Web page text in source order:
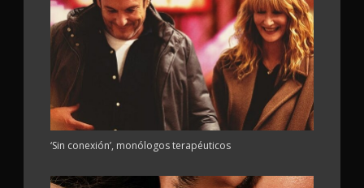
‘Sin conexión’, monólogos terapéuticos